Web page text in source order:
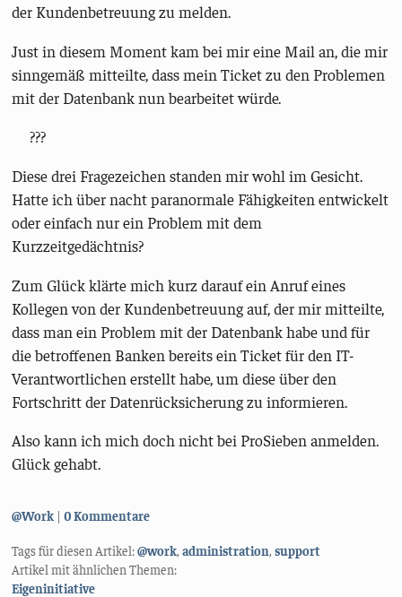
der Kundenbetreuung zu melden.
Just in diesem Moment kam bei mir eine Mail an, die mir
sinngemäß mitteilte, dass mein Ticket zu den Problemen
mit der Datenbank nun bearbeitet würde.
???
Diese drei Fragezeichen standen mir wohl im Gesicht.
Hatte ich über nacht paranormale Fähigkeiten entwickelt
oder einfach nur ein Problem mit dem
Kurzzeitgedächtnis?
Zum Glück klärte mich kurz darauf ein Anruf eines
Kollegen von der Kundenbetreuung auf, der mir mitteilte,
dass man ein Problem mit der Datenbank habe und für
die betroffenen Banken bereits ein Ticket für den IT-
Verantwortlichen erstellt habe, um diese über den
Fortschritt der Datenrücksicherung zu informieren.
Also kann ich mich doch nicht bei ProSieben anmelden.
Glück gehabt.
Kategorien:
@Work 0 Kommentare
Tags für diesen Artikel:@work,administration,support
Artikel mit ähnlichen Themen:
Eigeninitiative